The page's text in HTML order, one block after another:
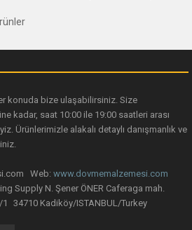
eksik bilgiler bulunuyor.
Gönder
konuda bize ulaşabilirsiniz. Size
kadar, saat 10:00 ile 19:00 saatleri arası
Ürünlerimizle alakalı detaylı danışmanlık ve
Web: www.dovmemalzemesi.com
Supply N. Şener ÖNER Caferaga mah.
34710 Kadiköy/ISTANBUL/Turkey